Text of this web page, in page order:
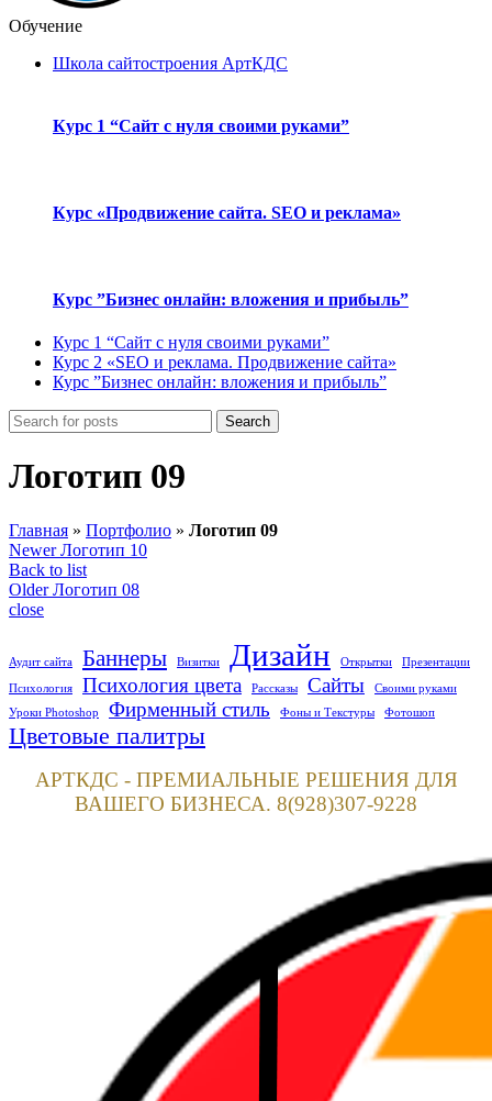
Обучение
Школа сайтостроения АртКДС
Курс 1 “Сайт с нуля своими руками”
Курс «Продвижение сайта. SEO и реклама»
Курс ”Бизнес онлайн: вложения и прибыль”
Курс 1 “Сайт с нуля своими руками”
Курс 2 «SEO и реклама. Продвижение сайта»
Курс ”Бизнес онлайн: вложения и прибыль”
Search
Логотип 09
Главная » Портфолио » Логотип 09
Newer Логотип 10
Back to list
Older Логотип 08
close
Аудит сайта Баннеры Визитки Дизайн Открытки Презентации
Психология Психология цвета Рассказы Сайты
Своими руками
Уроки Photoshop
Фирменный стиль Фоны и Текстуры Фотошоп
Цветовые палитры
АРТКДС - ПРЕМИАЛЬНЫЕ РЕШЕНИЯ ДЛЯ
ВАШЕГО БИЗНЕСА. 8(928)307-9228